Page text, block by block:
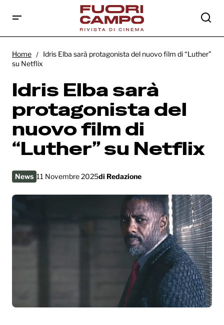
di “Luther” su Netflix
Home
Idris Elba sarà protagonista del nuovo film di “Luther”
su Netflix
Idris Elba sarà
protagonista del
nuovo film di
“Luther” su Netflix
News 11 Novembre 2025di Redazione